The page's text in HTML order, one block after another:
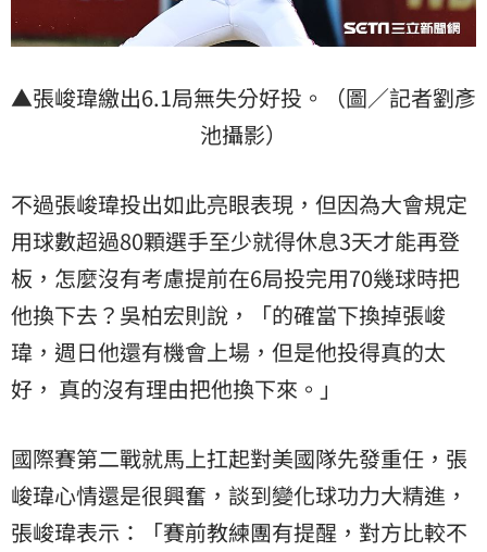
▲張峻瑋繳出6.1局無失分好投。（圖／記者劉彥
池攝影）
不過張峻瑋投出如此亮眼表現，但因為大會規定
用球數超過80顆選手至少就得休息3天才能再登
板，怎麼沒有考慮提前在6局投完用70幾球時把
他換下去？吳柏宏則說，「的確當下換掉張峻
瑋，週日他還有機會上場，但是他投得真的太
好， 真的沒有理由把他換下來。」
國際賽第二戰就馬上扛起對美國隊先發重任，張
峻瑋心情還是很興奮，談到變化球功力大精進，
張峻瑋表示：「賽前教練團有提醒，對方比較不